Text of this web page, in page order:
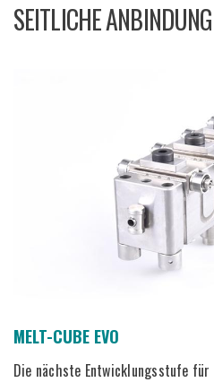
SEITLICHE ANBINDUNG
MELT-CUBE EVO
Die nächste Entwicklungsstufe